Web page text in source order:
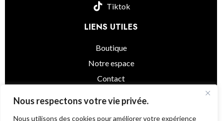
Nous respectons votre vie privée.
Nous utilisons des cookies pour améliorer votre expérience
Tiktok
LIENS UTILES
Boutique
Notre espace
Contact